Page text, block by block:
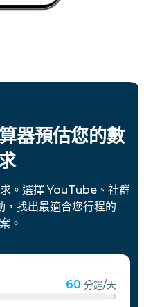
器預估您的數
。選擇 YouTube、社群
，找出最適合您行程的
。
60 分鐘/天